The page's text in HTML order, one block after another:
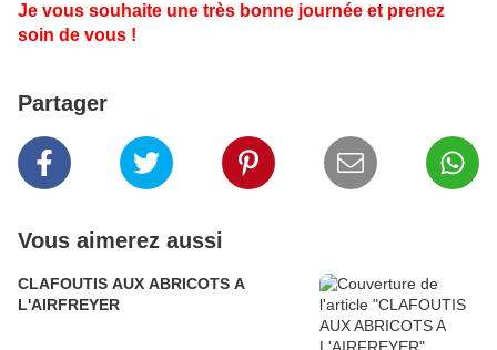
Je vous souhaite une très bonne journée et prenez
soin de vous !
Partager
Vous aimerez aussi
CLAFOUTIS AUX ABRICOTS A
L'AIRFREYER